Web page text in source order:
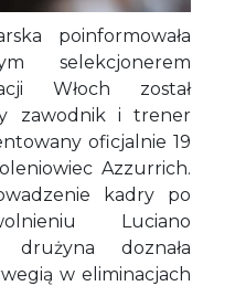
poinformowała
selekcjonerem
Włoch został
zawodnik i trener
oficjalnie 19
Azzurrich.
kadry po
Luciano
drużyna doznała
w eliminacjach